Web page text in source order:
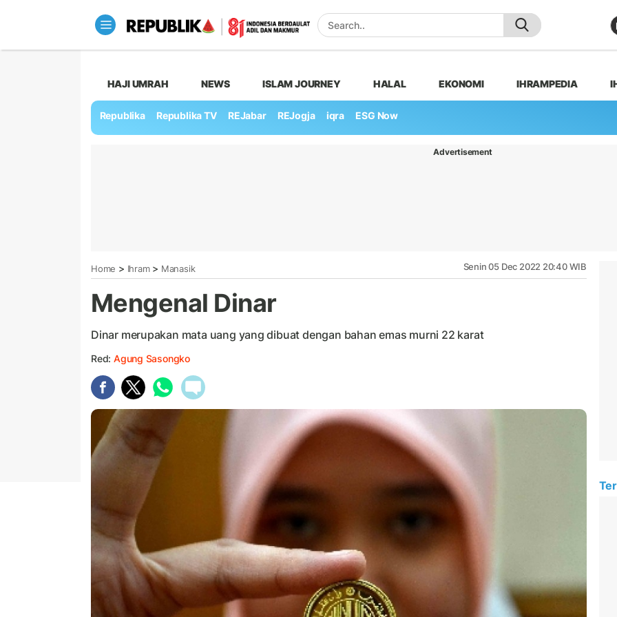
HAJI UMRAH NEWS ISLAM JOURNEY HALAL EKONOMI IHRAMPEDIA
Republika Republika TV REJabar REJogja iqra ESG Now
Advertisement
Home > Ihram> Manasik Senin 05 Dec 2022 20:40 WIB
Mengenal Dinar
Dinar merupakan mata uang yang dibuat dengan bahan emas murni 22 karat
Red: Agung Sasongko